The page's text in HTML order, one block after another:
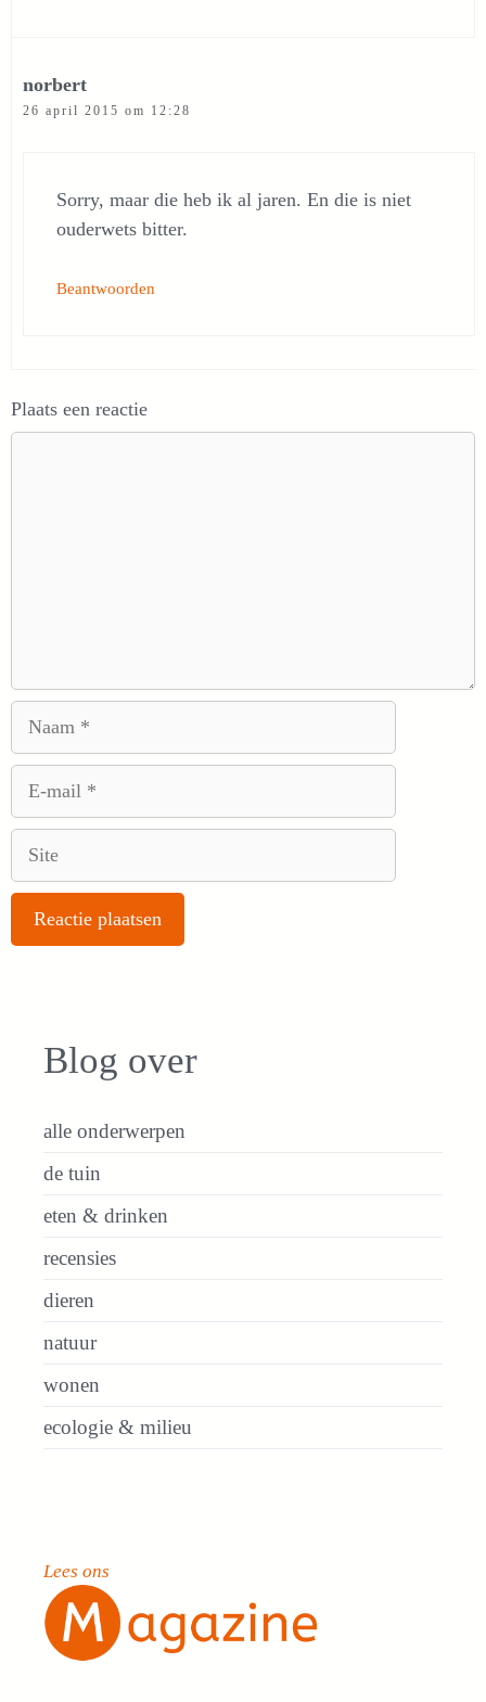
norbert
26 april 2015 om 12:28
Sorry, maar die heb ik al jaren. En die is niet
ouderwets bitter.
Beantwoorden
Plaats een reactie
Blog over
alle onderwerpen
de tuin
eten & drinken
recensies
dieren
natuur
wonen
ecologie & milieu
Lees ons